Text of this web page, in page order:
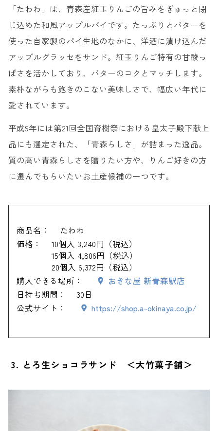
「たわわ」は、青森産紅玉りんごの旨みをぎゅっと閉
じ込めた和風アップルパイです。たっぷりとバターを
使った自家製のパイ生地のなかに、洋酒に漬け込んだ
アップルグラッセをサンド。紅玉りんご特有の甘酸っ
ぱさを活かしており、バターのコクとマッチします。
素朴ながらも飽きのこない美味しさで、幅広い年代に
愛されています。
平成9年には第21回全国育樹祭における皇太子殿下献上
品にも選定された、「青森らしさ」が詰まった逸品。
質の高い青森らしさを贈りたい方や、りんご好きの方
に選んでもらいたいお土産候補の一つです。
商品名：
たわわ
価格：
10個入 3,240円（税込）
15個入 4,806円（税込）
20個入 6,372円（税込）
購入できる場所：
おきな屋 新青森駅店
日持ち期間：
30日
公式サイト：
https://shop.a-okinaya.co.jp/
3. とろ生ショコラサンド ＜大竹菓子舗＞